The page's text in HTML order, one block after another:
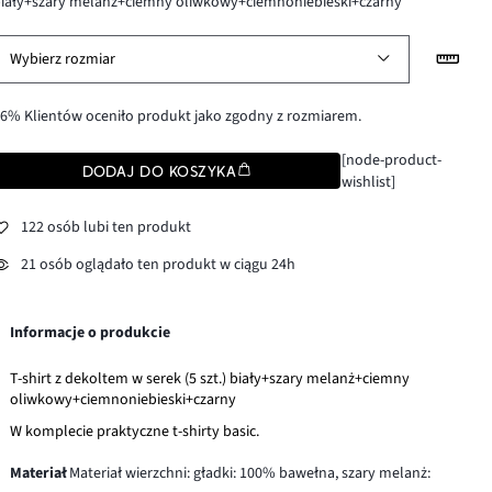
Wybierz rozmiar
Klientów oceniło produkt jako zgodny z rozmiarem.
DODAJ DO KOSZYKA
[node-product-
wishlist]
122 osób lubi ten produkt
21 osób oglądało ten produkt w ciągu 24h
Informacje o produkcie
T-shirt z dekoltem w serek (5 szt.) biały+szary melanż+ciemny
oliwkowy+ciemnoniebieski+czarny
W komplecie praktyczne t-shirty basic.
MateriałMateriał wierzchni: gładki: 100% bawełna, szary melanż: